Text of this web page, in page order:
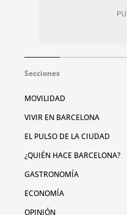
Secciones
MOVILIDAD
VIVIR EN BARCELONA
EL PULSO DE LA CIUDAD
¿QUIÉN HACE BARCELONA?
GASTRONOMÍA
ECONOMÍA
OPINIÓN